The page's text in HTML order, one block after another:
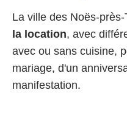
La ville des Noës-
la location, avec
avec ou sans cuisine,
mariage, d'un
manifestation.